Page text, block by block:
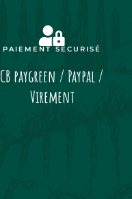
PAIEMENT SÉCURISÉ
CB paygreen / Paypal /
Virement